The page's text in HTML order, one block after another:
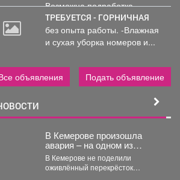
Возможна подработка..
ТРЕБУЕТСЯ - ГОРНИЧНАЯ
без опыта работы. -Влажная
и сухая уборка номеров и...
объявления Подать объявление
В Кемерове произошла
авария – на одном из
самых "защищённых"
перекрёстков
В Кемерове не поделили
оживлённый перекрёсток